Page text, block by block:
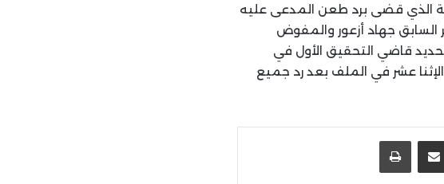
محكمة التمييز الجزائية الذي قضى برد طعن المدعى عليه
السابق جهاد أزعور والمفوض
قاضي التحقيق الأول في
عشر في الملف بعد رد جميع
مشاركة عبر البريد طباعة